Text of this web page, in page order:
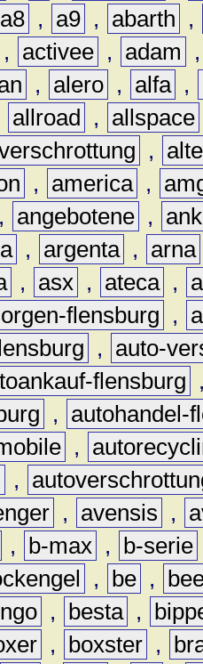
a8 , a9 , abarth
,
, activee , adam
, alero , alfa ,
allroad , allspace
,
, america ,
, angebotene ,
, argenta , arna
, asx , ateca ,
flensburg ,
,
auto-
flensburg
,
autohandel-
,
,
, avensis ,
, b-max , b-serie
, be ,
, besta ,
, boxster ,